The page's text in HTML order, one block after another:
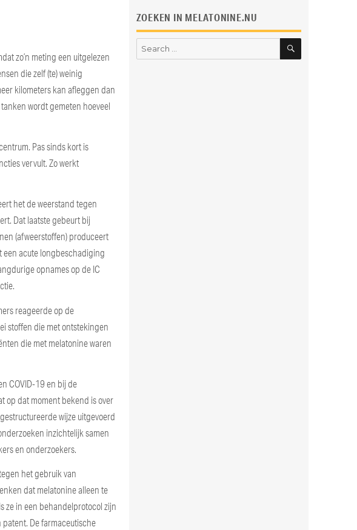
zo’n meting een uitgelezen
die zelf (te) weinig
kilometers kan afleggen dan
wordt gemeten hoeveel
Pas sinds kort is
vervult. Zo werkt
het de weerstand tegen
Dat laatste gebeurt bij
(afweerstoffen) produceert
een acute longbeschadiging
opnames op de IC
reageerde op de
stoffen die met ontstekingen
die met melatonine waren
COVID-19 en bij de
op dat moment bekend is over
wijze uitgevoerd
inzichtelijk samen
en onderzoekers.
het gebruik van
dat melatonine alleen te
ze in een behandelprotocol zijn
De farmaceutische
ZOEKEN IN MELATONINE.NU
Search
for:
SEARCH